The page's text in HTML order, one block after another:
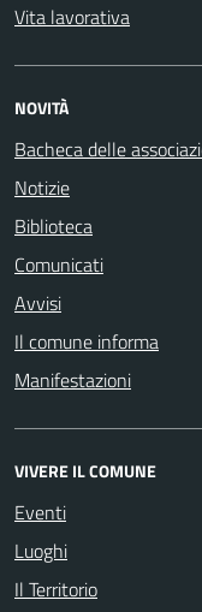
Vita lavorativa
NOVITÀ
Bacheca delle
Notizie
Biblioteca
Comunicati
Avvisi
Il comune informa
Manifestazioni
VIVERE IL COMUNE
Eventi
Luoghi
Il Territorio